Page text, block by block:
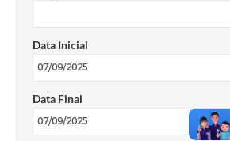
Conselhos Municipais
Arquivo Histórico
Solicitação Obras
Data Inicial
Data Final